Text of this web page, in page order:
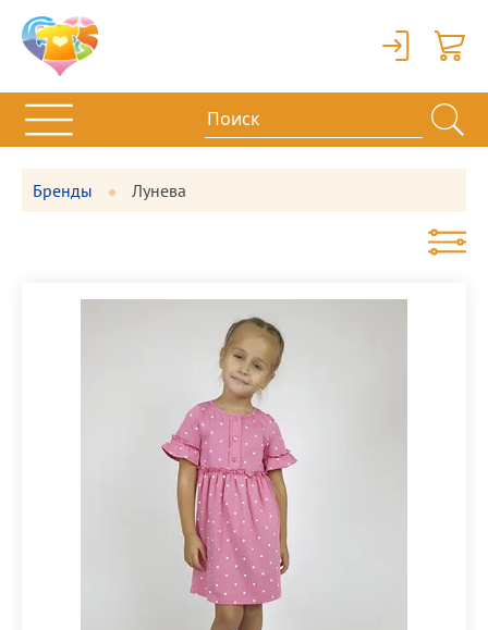
Вход
Бренды Лунева